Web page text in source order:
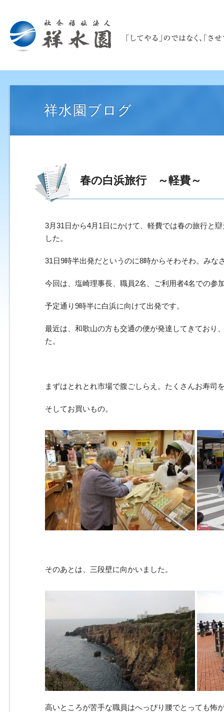
祥水園ブログ
春の白浜旅行 ～軽費～
3月31日から4月1日にかけて、軽費では春の旅行と
した。
31日9時半出発だというのに8時からそわそわ。みな
今回は、塩崎理事長、職員2名、ご利用者4名での参
予定通り9時半に白浜に向けて出発です。
最近は、和歌山の方も交通の便が発達してきており
た。
まずはとれとれ市場で腹ごしらえ。たくさんお寿司
そしてお買いもの。
そのあとは、三段壁に向かいました。
高いところが苦手な職員はへっぴり腰でとっても怖